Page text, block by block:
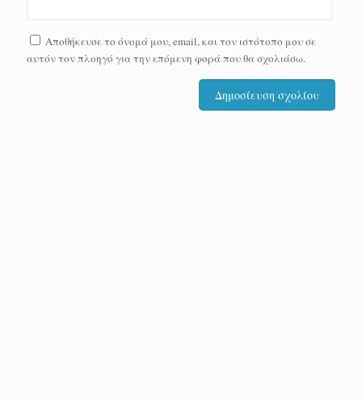
Αποθήκευσε το όνομά μου, email, και τον ιστότοπο μου σε
αυτόν τον πλοηγό για την επόμενη φορά που θα σχολιάσω.